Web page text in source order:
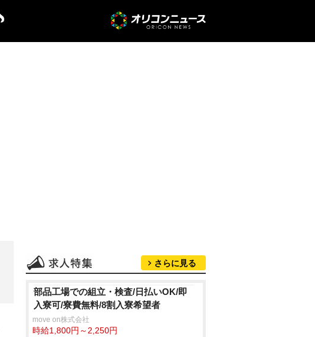
さらに見る
部品工場での組立・検査/日払いOK/即
入寮可/寮費無料/8割入寮希望者
move on株式会社
時給1,800円～2,250円